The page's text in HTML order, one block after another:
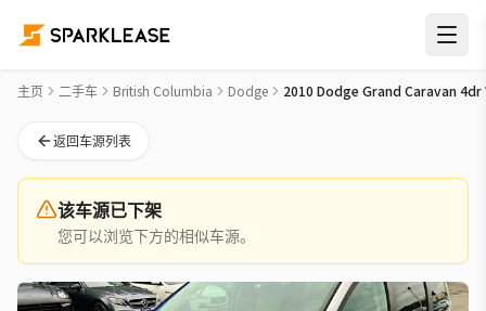
2010 Dodge Grand Caravan 4dr Wgn SE Used Car for Sale in
主页 二手车 British Columbia Dodge 2010 Dodge Grand Caravan 4dr
返回车源列表
该车源已下架
您可以浏览下方的相似车源。